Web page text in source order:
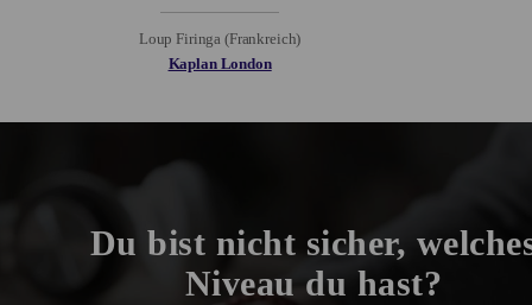
Loup Firinga (Frankreich)
Kaplan London
Du bist nicht sicher,
Niveau du hast?